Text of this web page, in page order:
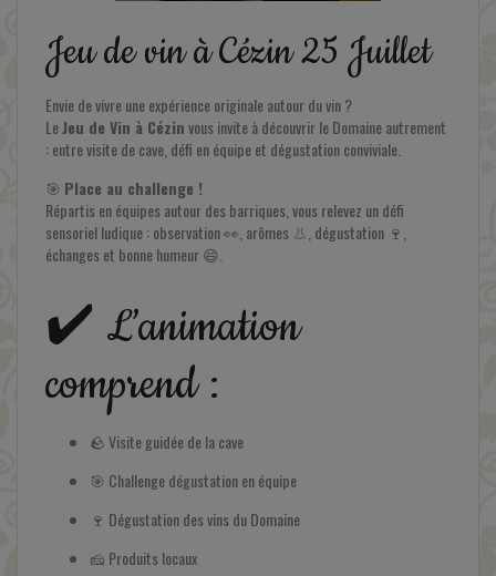
Jeu de vin à Cézin 25 Juillet
Envie de vivre une expérience originale autour du vin ?
LeJeu de Vin à Cézinvous invite à découvrir le Domaine autrement
: entre visite de cave, défi en équipe et dégustation conviviale.
🎯 Place au challenge !
Répartis en équipes autour des barriques, vous relevez un défi
sensoriel ludique : observation 👀, arômes 👃, dégustation 🍷,
échanges et bonne humeur 😄.
✔️ L’animation
comprend :
🪨 Visite guidée de la cave
🎯 Challenge dégustation en équipe
🍷 Dégustation des vins du Domaine
🧀 Produits locaux
En savoir plus